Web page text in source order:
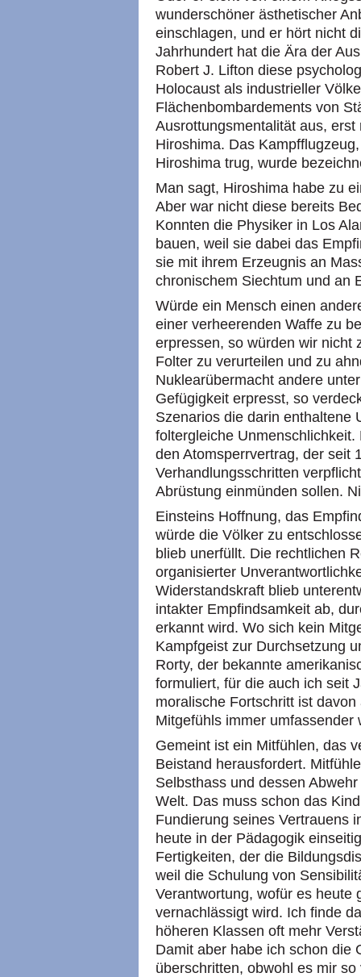
wunderschöner ästhetischer
einschlagen, und er hört nicht
Jahrhundert hat die Ära der
Robert J. Lifton diese
Holocaust als industrieller
Flächenbombardements von
Ausrottungsmentalität aus,
Hiroshima. Das
Hiroshima trug, wurde
Man sagt, Hiroshima habe zu
Aber war nicht diese bereits
Konnten die Physiker in Los
bauen, weil sie dabei das
sie mit ihrem Erzeugnis an
chronischem Siechtum und an
Würde ein Mensch einen
einer verheerenden Waffe zu
erpressen, so würden wir nicht
Folter zu verurteilen und zu
Nuklearübermacht andere
Gefügigkeit erpresst, so
Szenarios die darin enthaltene
foltergleiche
den Atomsperrvertrag, der seit
Verhandlungsschritten
Abrüstung einmünden sollen.
Einsteins Hoffnung, das
würde die Völker zu
blieb unerfüllt. Die rechtlichen
organisierter
Widerstandskraft blieb
intakter Empfindsamkeit ab,
erkannt wird. Wo sich kein
Kampfgeist zur Durchsetzung
Rorty, der bekannte
formuliert, für die auch ich seit
moralische Fortschritt ist
Mitgefühls immer umfassender
Gemeint ist ein Mitfühlen, das
Beistand herausfordert.
Selbsthass und dessen
Welt. Das muss schon das
Fundierung seines Vertrauens
heute in der Pädagogik
Fertigkeiten, der die
weil die Schulung von
Verantwortung, wofür es heute
vernachlässigt wird. Ich finde
höheren Klassen oft mehr
Damit aber habe ich schon die
überschritten, obwohl es mir